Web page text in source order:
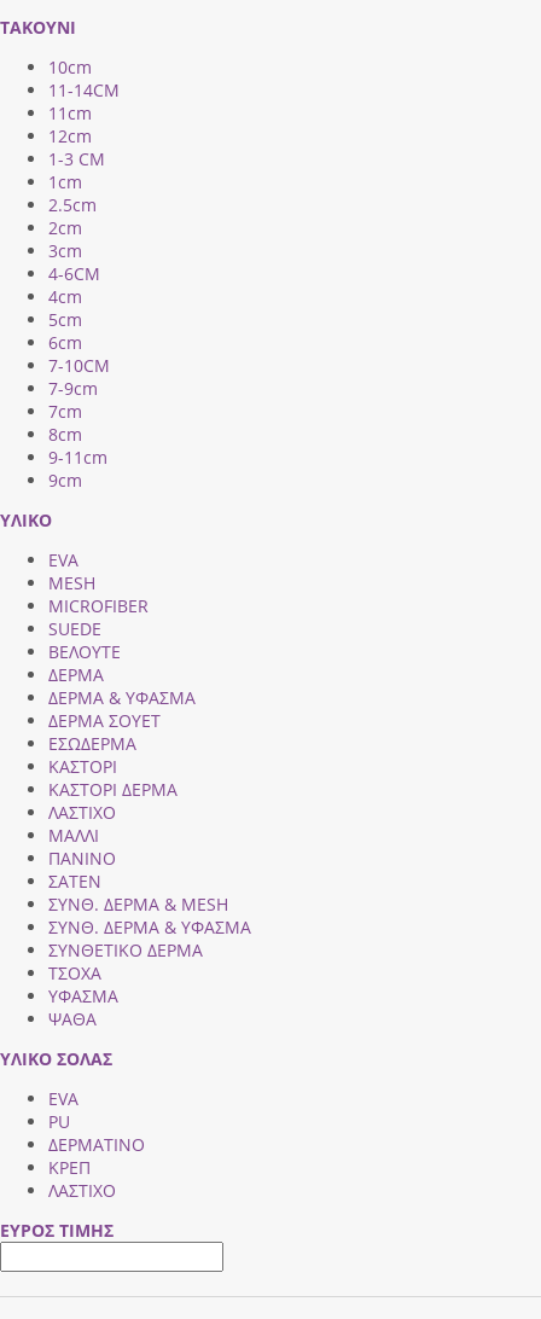
ΤΑΚΟΥΝΙ
10cm
11-14CM
11cm
12cm
1-3 CM
1cm
2.5cm
2cm
3cm
4-6CM
4cm
5cm
6cm
7-10CM
7-9cm
7cm
8cm
9-11cm
9cm
ΥΛΙΚΟ
EVA
MESH
MICROFIBER
SUEDE
ΒΕΛΟΥΤΕ
ΔΕΡΜΑ
ΔΕΡΜΑ & ΥΦΑΣΜΑ
ΔΕΡΜΑ ΣΟΥΕΤ
ΕΣΩΔΕΡΜΑ
ΚΑΣΤΟΡΙ
ΚΑΣΤΟΡΙ ΔΕΡΜΑ
ΛΑΣΤΙΧΟ
ΜΑΛΛΙ
ΠΑΝΙΝΟ
ΣΑΤΕΝ
ΣΥΝΘ. ΔΕΡΜΑ & MESH
ΣΥΝΘ. ΔΕΡΜΑ & ΥΦΑΣΜΑ
ΣΥΝΘΕΤΙΚΟ ΔΕΡΜΑ
ΤΣΟΧΑ
ΥΦΑΣΜΑ
ΨΑΘΑ
ΥΛΙΚΟ ΣΟΛΑΣ
EVA
PU
ΔΕΡΜΑΤΙΝΟ
ΚΡΕΠ
ΛΑΣΤΙΧΟ
ΕΥΡΟΣ ΤΙΜΗΣ